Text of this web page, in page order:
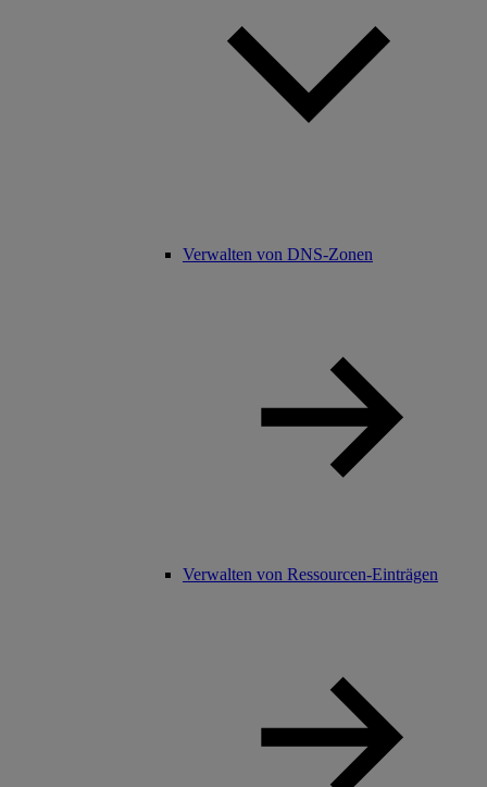
Verwalten von DNS-Zonen
Verwalten von Ressourcen-Einträgen